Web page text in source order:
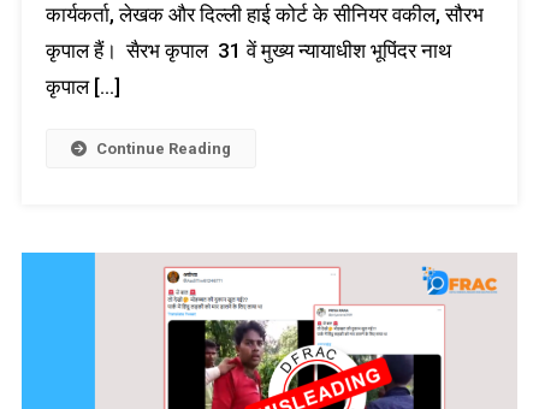
कार्यकर्ता, लेखक और दिल्ली हाई कोर्ट के सीनियर वकील, सौरभ
कृपाल हैं। सैरभ कृपाल 31 वें मुख्य न्यायाधीश भूपिंदर नाथ
कृपाल […]
Continue Reading